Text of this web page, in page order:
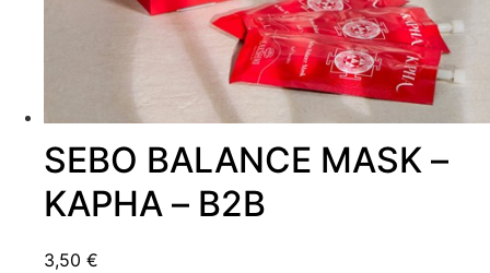
SEBO BALANCE MASK –
KAPHA – B2B
3,50 €